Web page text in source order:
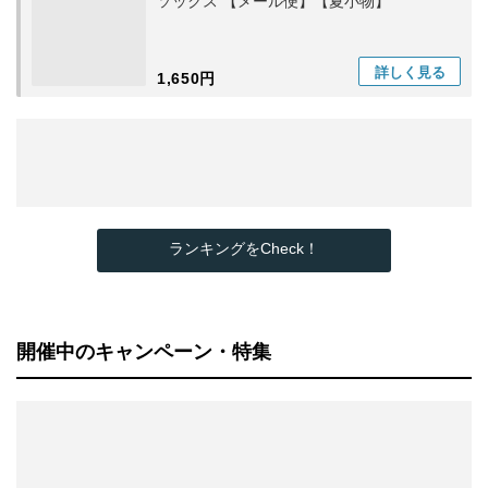
1,650円 詳しく 見る
ランキングをCheck！
開催中のキャンペーン・特集